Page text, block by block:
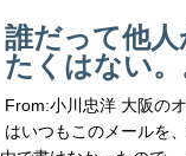
誰だって他
たくはない。
From:小川忠洋 大阪の
はいつもこのメールを